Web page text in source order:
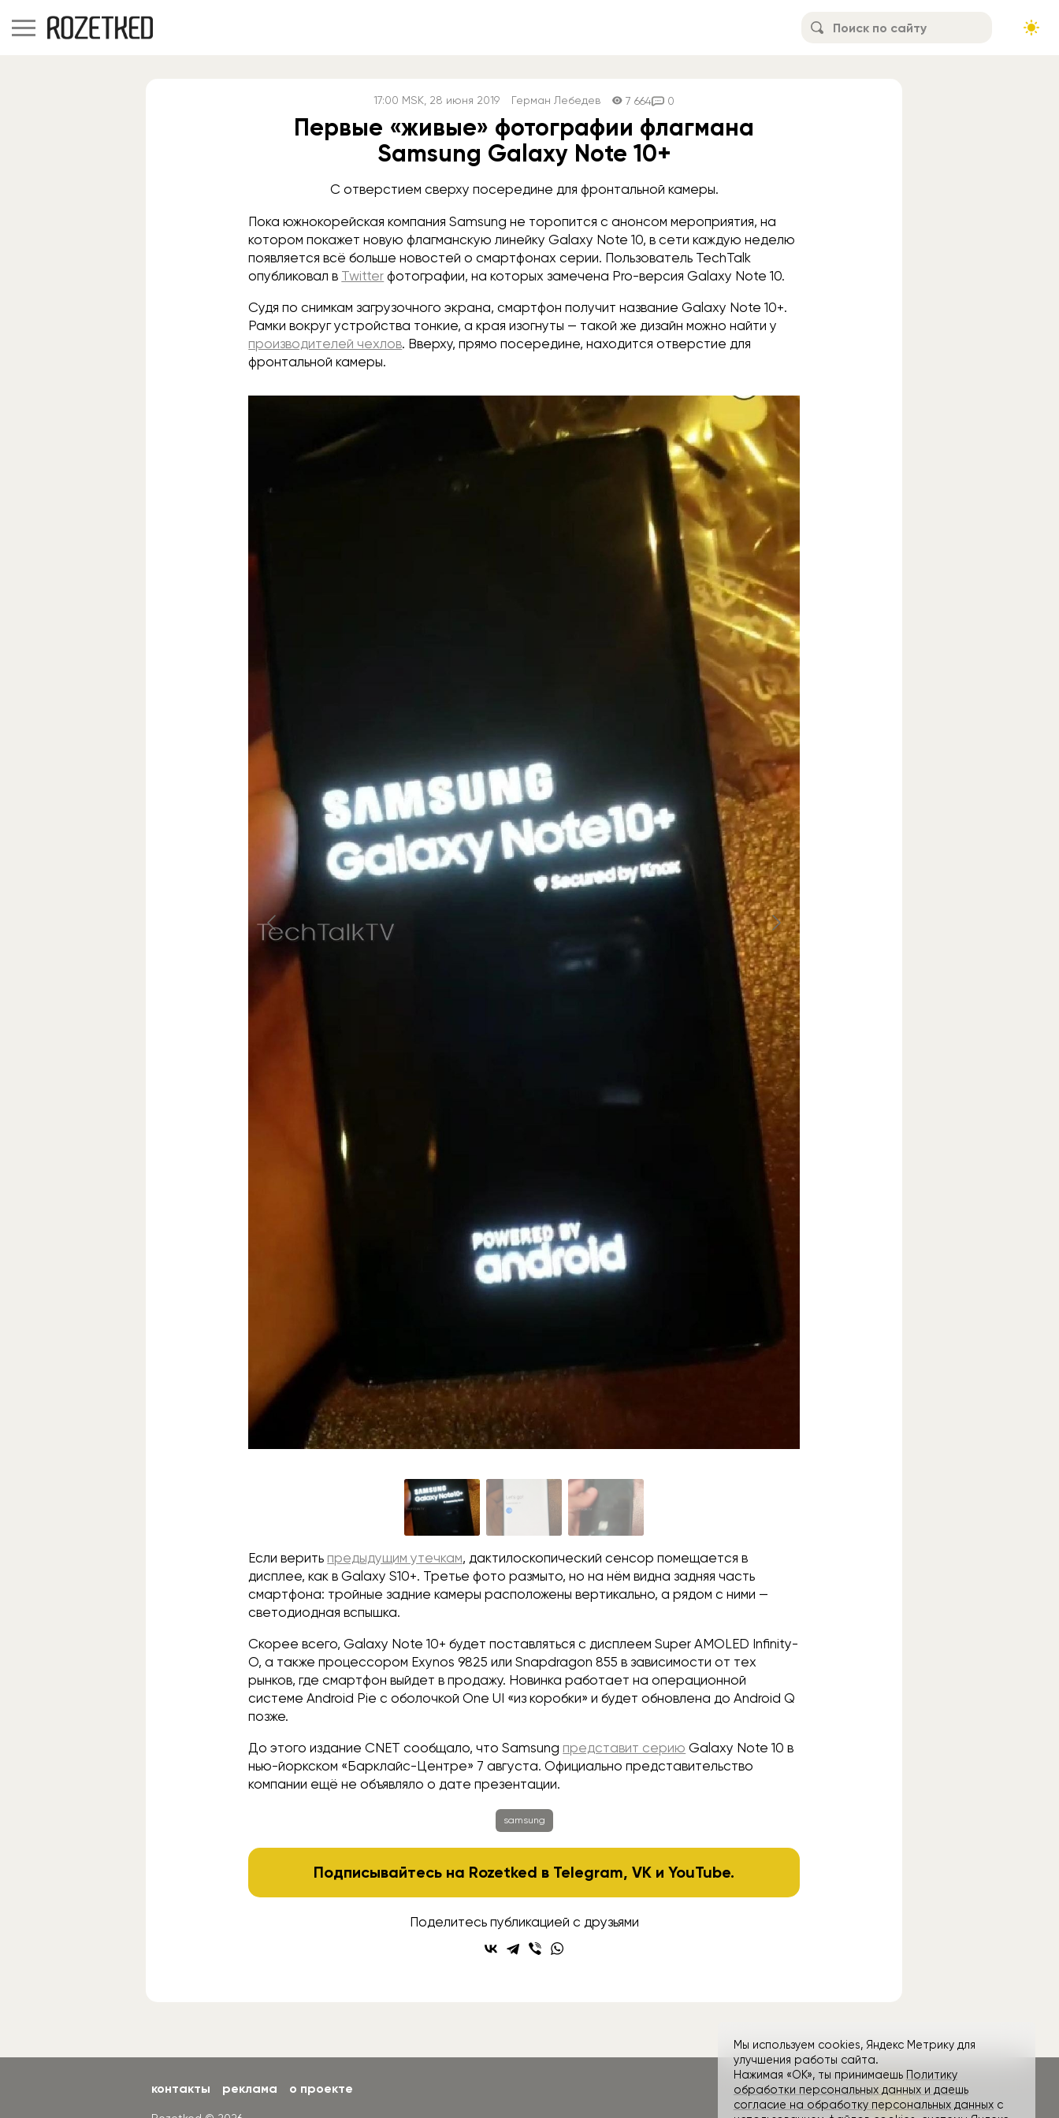
17:00 MSK , 28 июня 2019 Герман Лебедев 7 664 0
Первые «живые» фотографии флагмана
Samsung Galaxy Note 10+
С отверстием сверху посередине для фронтальной камеры.
Пока южнокорейская компания Samsung не торопится с анонсом мероприятия, на
котором покажет новую флагманскую линейку Galaxy Note 10, в сети каждую неделю
появляется всё больше новостей о смартфонах серии. Пользователь TechTalk
опубликовал в Twitter фотографии, на которых замечена Pro-версия Galaxy Note 10.
Судя по снимкам загрузочного экрана, смартфон получит название Galaxy Note 10+.
Рамки вокруг устройства тонкие, а края изогнуты — такой же дизайн можно найти у
производителей чехлов. Вверху, прямо посередине, находится отверстие для
фронтальной камеры.
Если верить предыдущим утечкам, дактилоскопический сенсор помещается в
дисплее, как в Galaxy S10+. Третье фото размыто, но на нём видна задняя часть
смартфона: тройные задние камеры расположены вертикально, а рядом с ними —
светодиодная вспышка.
Скорее всего, Galaxy Note 10+ будет поставляться с дисплеем Super AMOLED Infinity-
O, а также процессором Exynos 9825 или Snapdragon 855 в зависимости от тех
рынков, где смартфон выйдет в продажу. Новинка работает на операционной
системе Android Pie с оболочкой One UI «из коробки» и будет обновлена до Android Q
позже.
До этого издание CNET сообщало, что Samsung представит серию Galaxy Note 10 в
нью-йоркском «Барклайс-Центре» 7 августа. Официально представительство
компании ещё не объявляло о дате презентации.
samsung
Подписывайтесь на Rozetked в Telegram,VK иYouTube.
Поделитесь публикацией с друзьями
контакты реклама о проекте
Мы используем cookies, Яндекс Метрику для
улучшения работы сайта.
Нажимая «ОК», ты принимаешь Политику
обработки персональных данных и даешь
согласие на обработку персональных данныхс